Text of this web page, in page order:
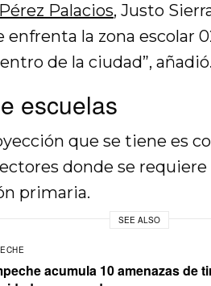
Palacios, Justo
enfrenta la zona escolar
de la ciudad”, añadió.
escuelas
que se tiene es
donde se
primaria.
SEE ALSO
acumula 10 amenazas de